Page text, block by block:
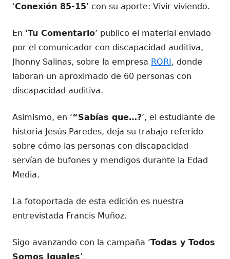
‘Conexión 85-15’ con su aporte: Vivir viviendo.
En ‘Tu Comentario’ publico el material enviado
por el comunicador con discapacidad auditiva,
Jhonny Salinas, sobre la empresa RORI, donde
laboran un aproximado de 60 personas con
discapacidad auditiva.
Asimismo, en ‘“Sabías que…?’, el estudiante de
historia Jesús Paredes, deja su trabajo referido
sobre cómo las personas con discapacidad
servían de bufones y mendigos durante la Edad
Media.
La fotoportada de esta edición es nuestra
entrevistada Francis Muñoz.
Sigo avanzando con la campaña ‘Todas y Todos
Somos Iguales’.